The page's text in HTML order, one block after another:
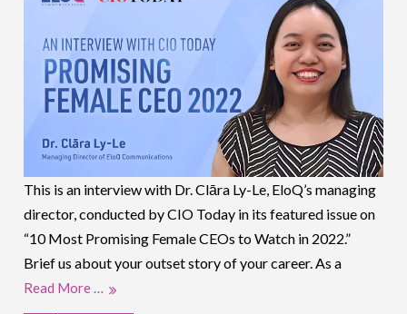
This is an interview with Dr. Clāra Ly-Le, EloQ’s managing
director, conducted by CIO Today in its featured issue on
“10 Most Promising Female CEOs to Watch in 2022.”
Brief us about your outset story of your career. As a
Read More …